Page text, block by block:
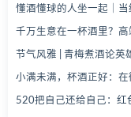
节气风雅 | 青梅煮酒论英
小满未满，杯酒正好：
520把自己还给自己：红